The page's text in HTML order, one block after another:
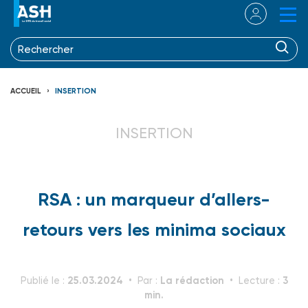
ACCUEIL INSERTION
INSERTION
RSA : un marqueur d’allers-
retours vers les minima sociaux
Publié le : 25.03.2024 Par : La rédaction Lecture : 3
min.